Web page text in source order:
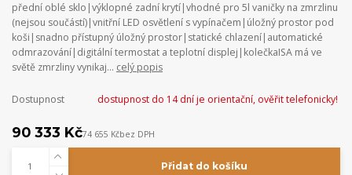
přední oblé sklo|výklopné zadní krytí|vhodné pro 5l vaničky na zmrzlinu
(nejsou součástí)|vnitřní LED osvětlení s vypínačem|úložný prostor pod
koši|snadno přístupný úložný prostor|statické chlazení|automatické
odmrazování|digitální termostat a teplotní displej|kolečkaISA má ve
světě zmrzliny vynikaj... celý popis
Dostupnost dostupnost do 14 dní je orientační, ověřit telefonicky!
90 333 Kč74 655 Kčbez DPH
Přidat do košíku